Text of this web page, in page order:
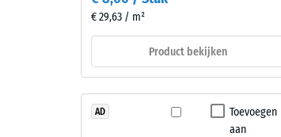
Materiaal
Bestanddelen
en
opbouw
€ 29,63 / m²
Product bekijken
Toevoegen
aan
AD